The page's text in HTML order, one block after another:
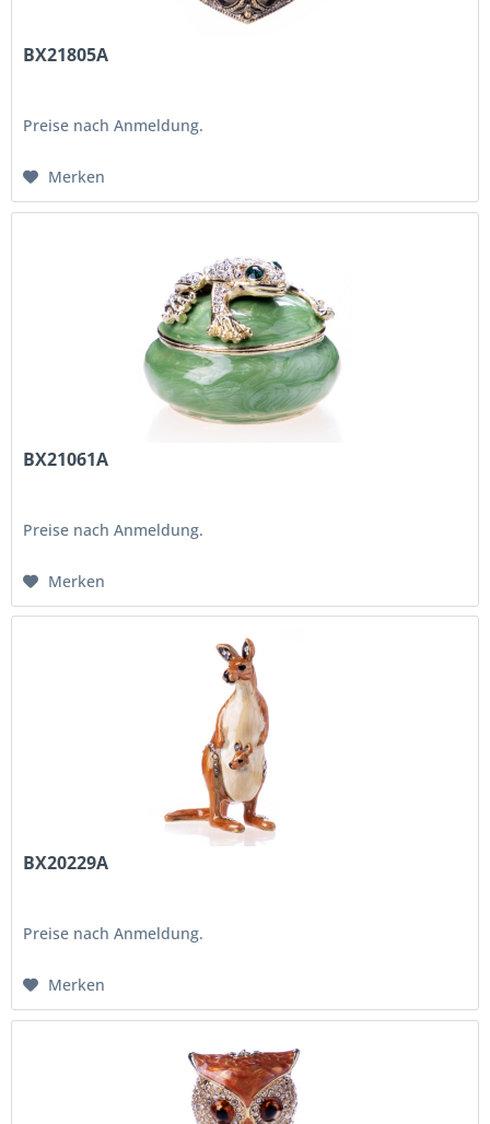
BX21805A
Preise nach Anmeldung.
Merken
BX21061A
Preise nach Anmeldung.
Merken
BX20229A
Preise nach Anmeldung.
Merken